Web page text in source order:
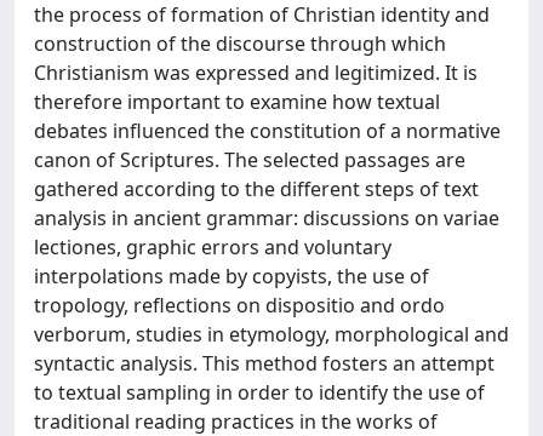
the process of formation of Christian identity and
construction of the discourse through which
Christianism was expressed and legitimized. It is
therefore important to examine how textual
debates influenced the constitution of a normative
canon of Scriptures. The selected passages are
gathered according to the different steps of text
analysis in ancient grammar: discussions on variae
lectiones, graphic errors and voluntary
interpolations made by copyists, the use of
tropology, reflections on dispositio and ordo
verborum, studies in etymology, morphological and
syntactic analysis. This method fosters an attempt
to textual sampling in order to identify the use of
traditional reading practices in the works of